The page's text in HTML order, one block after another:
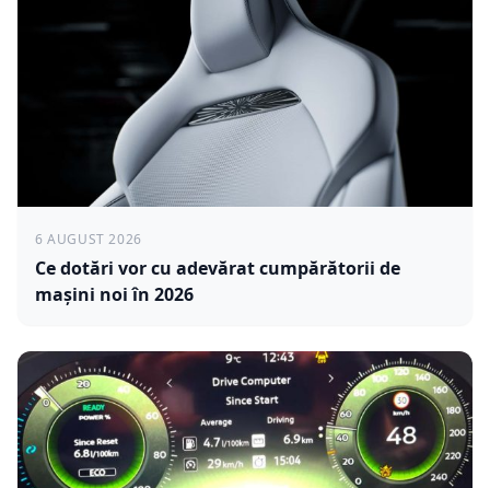
6 AUGUST 2026
Ce dotări vor cu adevărat cumpărătorii de
mașini noi în 2026